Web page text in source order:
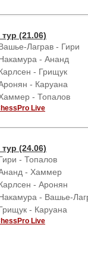
тур (21.06)
Лаграв - Гири
- Ананд
- Грищук
- Каруана
- Топалов
Live
тур (24.06)
- Топалов
- Хаммер
- Аронян
- Вашье-
- Каруана
Live